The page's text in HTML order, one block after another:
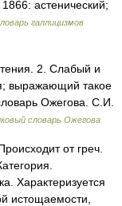
астенический;
галлицизмов
2. Слабый и
выражающий такое
Ожегова. С.И.
словарь Ожегова
от греч.
Характеризуется
истощаемости,